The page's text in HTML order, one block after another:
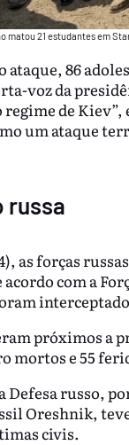
matou 21 estudantes em
ataque, 86
voz da
de
um ataque
russa
as forças
com a
próximos a
mortos e 55
russo,
Oreshnik,
civis.